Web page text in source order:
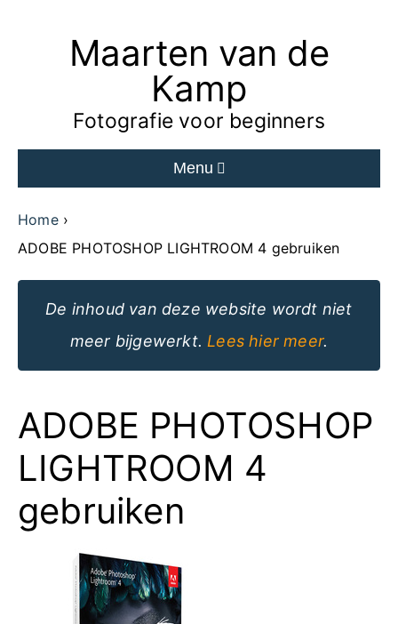
Maarten van de
Kamp
Fotografie voor beginners
Menu
Home
ADOBE PHOTOSHOP LIGHTROOM 4 gebruiken
De inhoud van deze website wordt niet
meer bijgewerkt. Lees hier meer.
ADOBE PHOTOSHOP
LIGHTROOM 4
gebruiken